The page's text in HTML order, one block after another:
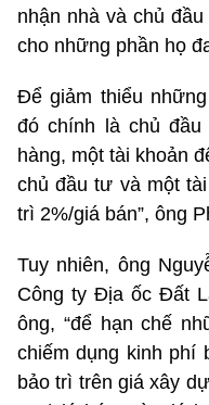
nhận nhà và chủ
cho những phần họ
Để giảm thiểu
đó chính là chủ
hàng, một tài khoản
chủ đầu tư và một
trì 2%/giá bán”, ông
Tuy nhiên, ông
Công ty Địa ốc Đất
ông, “để hạn chế
chiếm dụng kinh phí
bảo trì trên giá xây